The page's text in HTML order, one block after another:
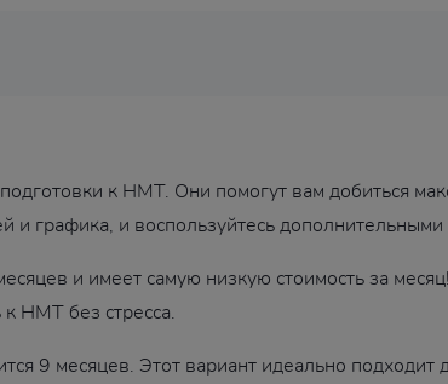
к НМТ. Они помогут вам добиться
графика, и воспользуйтесь дополнительными
и имеет самую низкую стоимость за
НМТ без стресса.
9 месяцев. Этот вариант идеально подходит